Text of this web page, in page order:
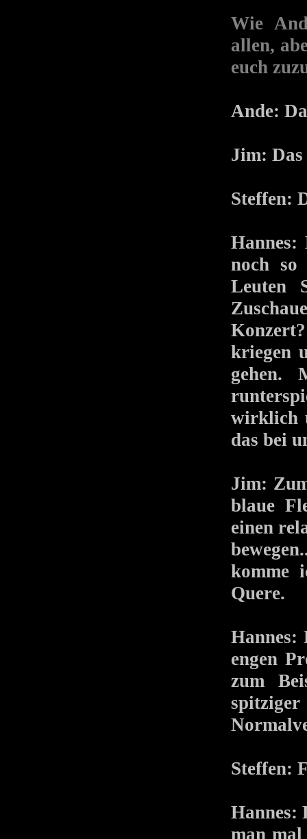
Wie
allen,
euch
Ande:
Jim:
Steffen:
noch so
Leuten
kriegen
gehen.
wirklich
das bei
Jim:
blaue
einen
komme
Quere.
Hannes:
engen
zum
Steffen:
Hannes:
man mal